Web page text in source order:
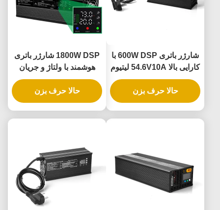
شارژر باتری 600W DSP با
کارایی بالا 54.6V10A لیتیوم
آهن ولتاژ تنظیم شده 36V
48V 60V شارژ باتری های
اسید سرب
حالا حرف بزن
1800W DSP شارژر باتری
هوشمند با ولتاژ و جریان
دوگانه تنظیم شده برای
سازگاری چند باتری
حالا حرف بزن